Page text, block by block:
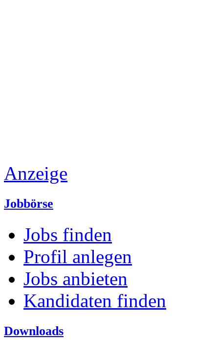
Anzeige
Jobbörse
Jobs finden
Profil anlegen
Jobs anbieten
Kandidaten finden
Downloads